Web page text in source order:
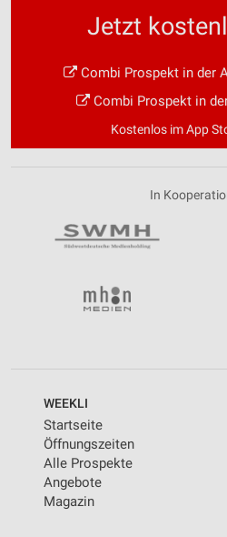
Jetzt
Combi Prospekt in der
Combi Prospekt in
Kostenlos im App
In
WEEKLI
Startseite
Öffnungszeiten
Alle Prospekte
Angebote
Magazin